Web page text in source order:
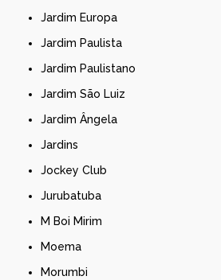
Jardim Europa
Jardim Paulista
Jardim Paulistano
Jardim São Luiz
Jardim Ângela
Jardins
Jockey Club
Jurubatuba
M Boi Mirim
Moema
Morumbi